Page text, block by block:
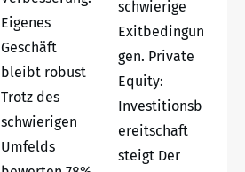
Eigenes
Geschäft
bleibt robust
Trotz des
schwierigen
Umfelds
schwierige
Exitbedingun
gen. Private
Equity:
Investitionsb
ereitschaft
steigt Der